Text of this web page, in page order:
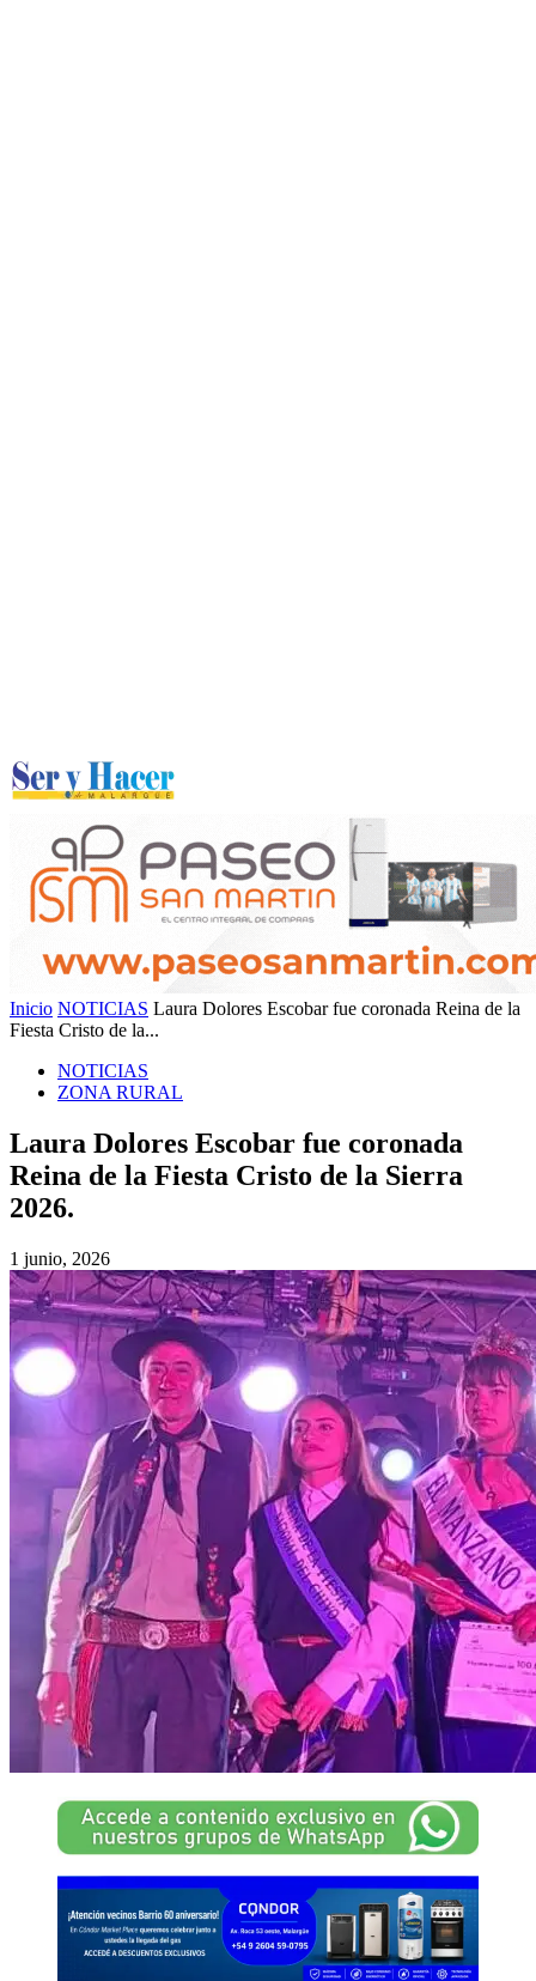
Inicio NOTICIAS Laura Dolores Escobar fue coronada Reina de la
Fiesta Cristo de la...
NOTICIAS
ZONA RURAL
Laura Dolores Escobar fue coronada
Reina de la Fiesta Cristo de la Sierra
2026.
1 junio, 2026